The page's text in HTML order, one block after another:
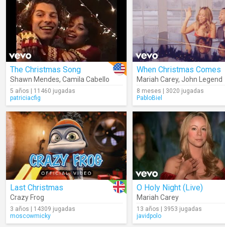
The Christmas Song
Shawn Mendes, Camila Cabello
5 años | 11460 jugadas
patriciacfig
When Christmas Comes
Mariah Carey, John Legend
8 meses | 3020 jugadas
PabloBiel
Last Christmas
Crazy Frog
3 años | 14309 jugadas
moscowmicky
O Holy Night (Live)
Mariah Carey
13 años | 3953 jugadas
javidpolo